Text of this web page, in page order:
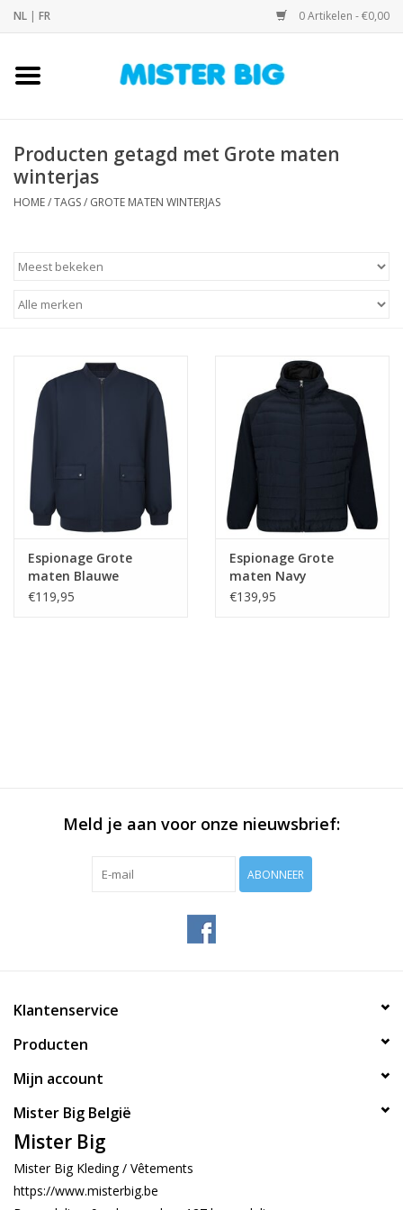
NL | FR 0 Artikelen - €0,00
Home
Onze Winkel
Producten getagd met Grote maten
winterjas
HOME/TAGS/ GROTE MATEN WINTERJAS
Espionage Grote
maten Blauwe
Regenbestendige
€119,95
Espionage Grote
maten Navy
Gewatteerde
€139,95
Meld je aan voor onze nieuwsbrief:
ABONNEER
Klantenservice
Producten
Mijn account
Mister Big België
Mister Big
Mister Big Kleding / Vêtements
https://www.misterbig.be